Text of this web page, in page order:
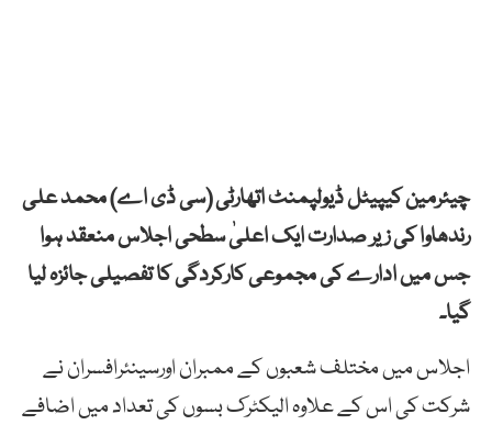
چیئرمین کیپیٹل ڈیولپمنٹ اتھارٹی (سی ڈی اے) محمد علی
رندھاوا کی زیر صدارت ایک اعلیٰ سطحی اجلاس منعقد ہوا
جس میں ادارے کی مجموعی کارکردگی کا تفصیلی جائزہ لیا
گیا۔
اجلاس میں مختلف شعبوں کے ممبران اورسینئرافسران نے
شرکت کی اس کے علاوہ الیکٹرک بسوں کی تعداد میں اضافے